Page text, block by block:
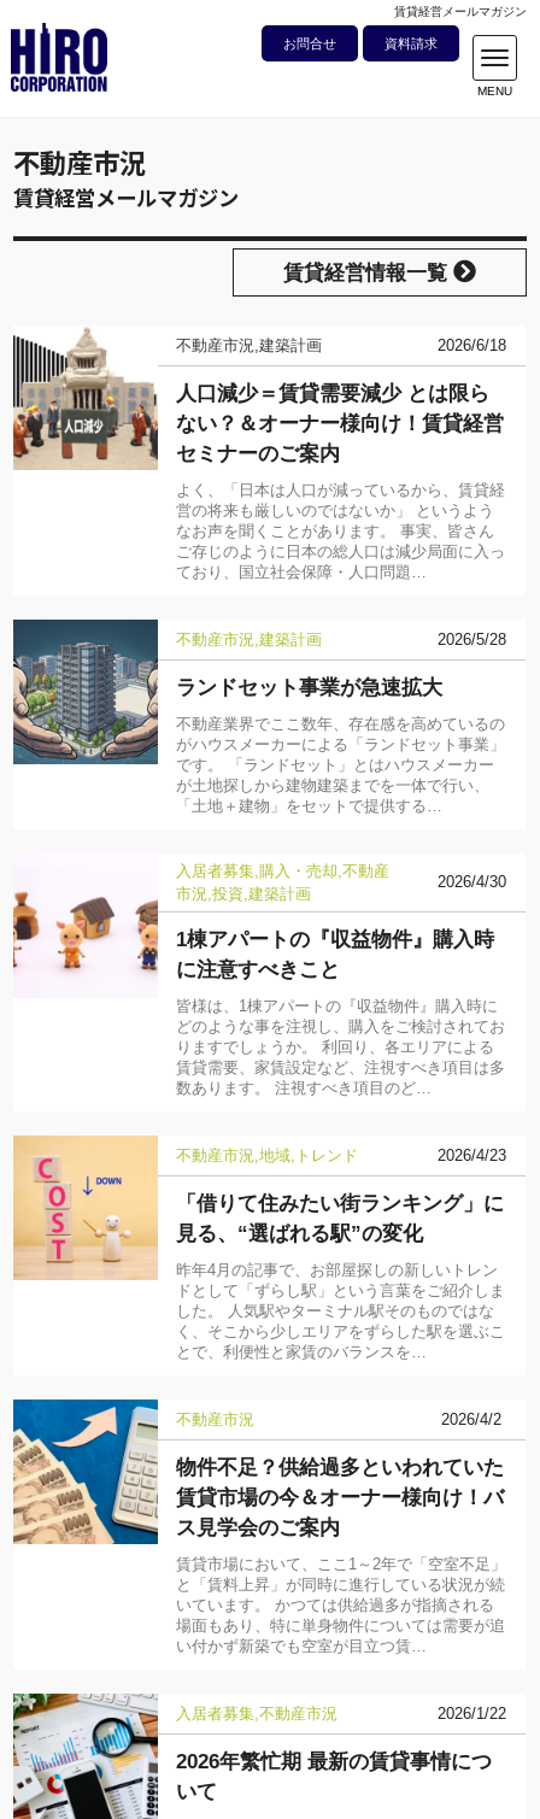
賃貸経営メールマガジン
お問合せ 資料請求
不動産市況
賃貸経営メールマガジン
賃貸経営情報一覧
不動産市況 建築計画 2026/6/18
人口減少＝賃貸需要減少 とは限ら
ない？＆オーナー様向け！賃貸経営
セミナーのご案内
よく、「日本は人口が減っているから、賃貸経
営の将来も厳しいのではないか」 というよう
なお声を聞くことがあります。 事実、皆さん
ご存じのように日本の総人口は減少局面に入っ
ており、国立社会保障・人口問題…
不動産市況 建築計画 2026/5/28
ランドセット事業が急速拡大
不動産業界でここ数年、存在感を高めているの
がハウスメーカーによる「ランドセット事業」
です。 「ランドセット」とはハウスメーカー
が土地探しから建物建築までを一体で行い、
「土地＋建物」をセットで提供する…
入居者募集 購入・売却 不動産
市況 投資 建築計画
2026/4/30
1棟アパートの『収益物件』購入時
に注意すべきこと
皆様は、1棟アパートの『収益物件』購入時に
どのような事を注視し、購入をご検討されてお
りますでしょうか。 利回り、各エリアによる
賃貸需要、家賃設定など、注視すべき項目は多
数あります。 注視すべき項目のど…
不動産市況 地域 トレンド 2026/4/23
「借りて住みたい街ランキング」に
見る、“選ばれる駅”の変化
昨年4月の記事で、お部屋探しの新しいトレン
ドとして「ずらし駅」という言葉をご紹介しま
した。 人気駅やターミナル駅そのものではな
く、そこから少しエリアをずらした駅を選ぶこ
とで、利便性と家賃のバランスを…
不動産市況 2026/4/2
物件不足？供給過多といわれていた
賃貸市場の今＆オーナー様向け！バ
ス見学会のご案内
賃貸市場において、ここ1～2年で「空室不足」
と「賃料上昇」が同時に進行している状況が続
いています。 かつては供給過多が指摘される
場面もあり、特に単身物件については需要が追
い付かず新築でも空室が目立つ賃…
入居者募集 不動産市況 2026/1/22
2026年繁忙期 最新の賃貸事情につ
いて